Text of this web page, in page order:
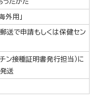
ったかた
外用」
送で申請もしくは保健セン
ン接種証明書発行担当）に
送